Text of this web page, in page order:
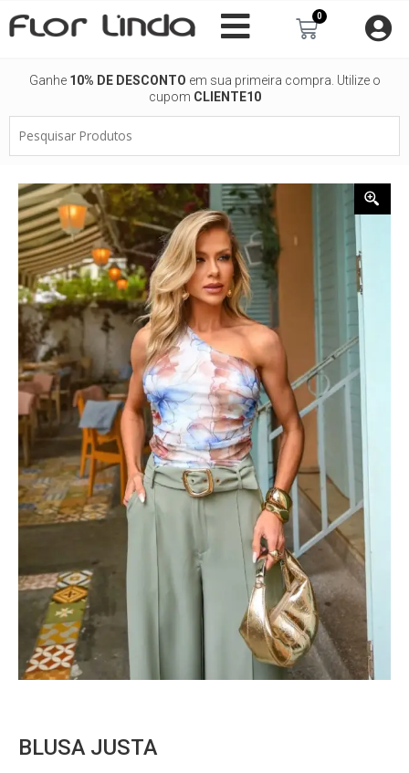
para
0
Carrinho
Ganhe 10% DE DESCONTO em sua primeira compra. Utilize o
cupom CLIENTE10
Produtos
BLUSA JUSTA